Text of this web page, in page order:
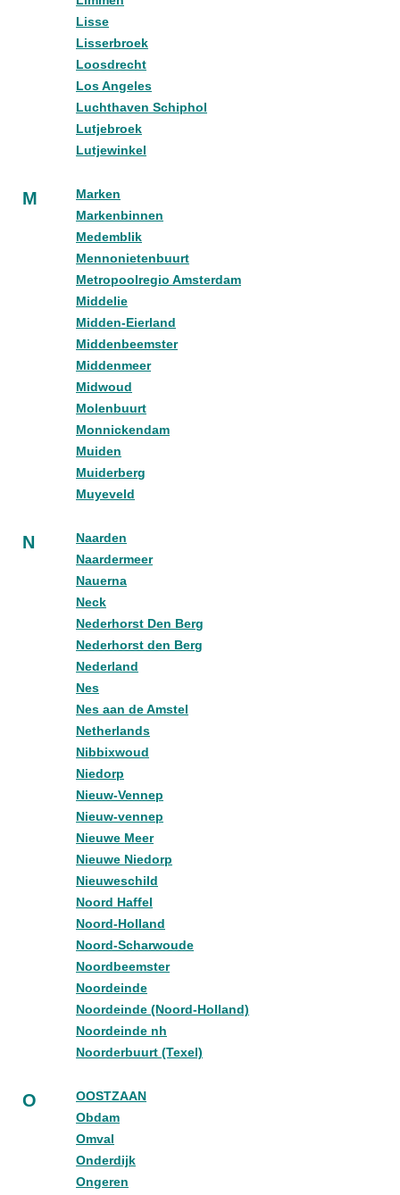
Lisse
Lisserbroek
Loosdrecht
Los Angeles
Luchthaven Schiphol
Lutjebroek
Lutjewinkel
M
Marken
Markenbinnen
Medemblik
Mennonietenbuurt
Metropoolregio Amsterdam
Middelie
Midden-Eierland
Middenbeemster
Middenmeer
Midwoud
Molenbuurt
Monnickendam
Muiden
Muiderberg
Muyeveld
N
Naarden
Naardermeer
Nauerna
Neck
Nederhorst Den Berg
Nederhorst den Berg
Nederland
Nes
Nes aan de Amstel
Netherlands
Nibbixwoud
Niedorp
Nieuw-Vennep
Nieuw-vennep
Nieuwe Meer
Nieuwe Niedorp
Nieuweschild
Noord Haffel
Noord-Holland
Noord-Scharwoude
Noordbeemster
Noordeinde
Noordeinde (Noord-Holland)
Noordeinde nh
Noorderbuurt (Texel)
O
OOSTZAAN
Obdam
Omval
Onderdijk
Ongeren